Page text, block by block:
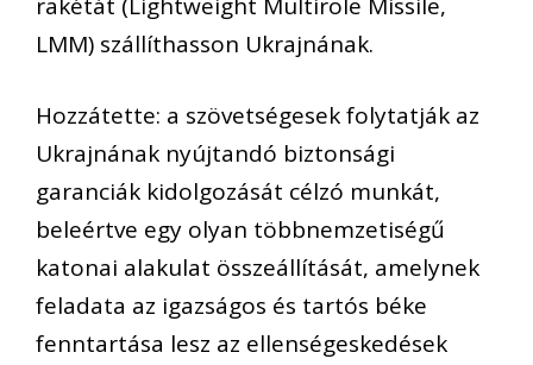
LMM) szállíthasson Ukrajnának.
Hozzátette: a szövetségesek folytatják az
Ukrajnának nyújtandó biztonsági
garanciák kidolgozását célzó munkát,
beleértve egy olyan többnemzetiségű
katonai alakulat összeállítását, amelynek
feladata az igazságos és tartós béke
fenntartása lesz az ellenségeskedések